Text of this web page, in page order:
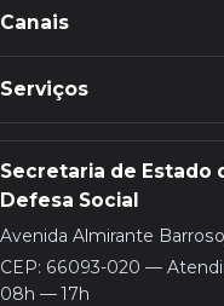
Canais
Serviços
Secretaria de Estado
Defesa Social
Avenida Almirante
CEP: 66093-020 —
08h — 17h